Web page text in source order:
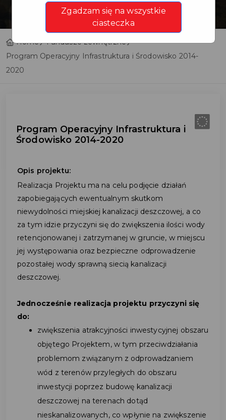
Home
Fundusze zewnętrzne
Program Operacyjny Infrastruktura i Środowisko 2014-
2020
Program Operacyjny Infrastruktura i
Środowisko 2014-2020
Opis projektu:
Realizacja Projektu ma na celu podjęcie działań
zapobiegających ewentualnym skutkom
niewydolności miejskiej kanalizacji deszczowej, a co
za tym idzie przyczyni się do zwiększenia ilości wody
retencjonowanej i zatrzymanej w gruncie, w miejscu
jej występowania oraz bezpieczne odprowadzenie
pozostałej wody sprawną siecią kanalizacji
deszczowej.
Jednocześnie realizacja projektu przyczyni się
do:
zwiększenia atrakcyjności inwestycyjnej obszaru
objętego Projektem, w tym przeciwdziałania
problemom związanym z odprowadzaniem
wód z terenów przyległych do obszaru
inwestycji poprzez budowę kanalizacji
deszczowej na terenach dotąd
nieskanalizowanych, co wpłynie na zwiększenie
Zgadzam się na wszystkie
ciasteczka